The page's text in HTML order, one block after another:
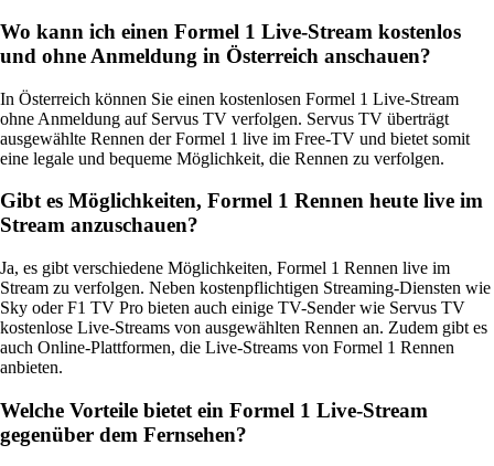
Wo kann ich einen Formel 1 Live-Stream kostenlos
und ohne Anmeldung in Österreich anschauen?
In Österreich können Sie einen kostenlosen Formel 1 Live-Stream
ohne Anmeldung auf Servus TV verfolgen. Servus TV überträgt
ausgewählte Rennen der Formel 1 live im Free-TV und bietet somit
eine legale und bequeme Möglichkeit, die Rennen zu verfolgen.
Gibt es Möglichkeiten, Formel 1 Rennen heute live im
Stream anzuschauen?
Ja, es gibt verschiedene Möglichkeiten, Formel 1 Rennen live im
Stream zu verfolgen. Neben kostenpflichtigen Streaming-Diensten wie
Sky oder F1 TV Pro bieten auch einige TV-Sender wie Servus TV
kostenlose Live-Streams von ausgewählten Rennen an. Zudem gibt es
auch Online-Plattformen, die Live-Streams von Formel 1 Rennen
anbieten.
Welche Vorteile bietet ein Formel 1 Live-Stream
gegenüber dem Fernsehen?